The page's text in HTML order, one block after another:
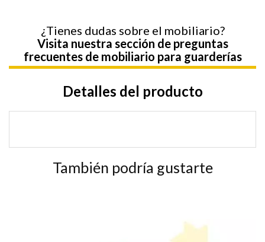
¿Tienes dudas sobre el mobiliario?
Visita nuestra sección de preguntas
frecuentes de mobiliario para guarderías
Detalles del producto
También podría gustarte